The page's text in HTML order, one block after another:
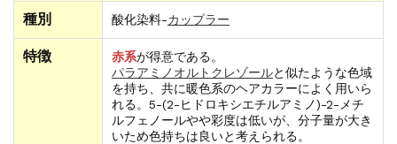
種別 酸化染料-カップラー
特徴 赤系が得意である。
パラアミノオルトクレゾールと似たような色域
を持ち、共に暖色系のヘアカラーによく用いら
れる。5-(2-ヒドロキシエチルアミノ)-2-メチ
ルフェノールやや彩度は低いが、分子量が大き
いため色持ちは良いと考えられる。